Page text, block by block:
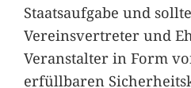
Staatsaufgabe und
Vereinsvertreter und
Veranstalter in Form
erfüllbaren